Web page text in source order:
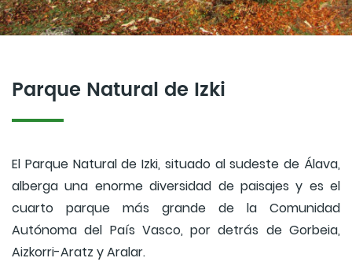
Parque Natural de Izki
El Parque Natural de Izki, situado al sudeste de Álava,
alberga una enorme diversidad de paisajes y es el
cuarto parque más grande de la Comunidad
Autónoma del País Vasco, por detrás de Gorbeia,
Aizkorri-Aratz y Aralar.